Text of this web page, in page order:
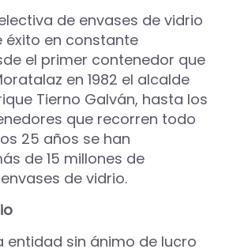
de envases de vidrio
éxito en constante
el primer contenedor que
en 1982 el alcalde
Tierno Galván, hasta los
que recorren todo
25 años se han
de 15 millones de
de vidrio.
entidad sin ánimo de lucro